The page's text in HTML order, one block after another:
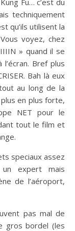
techniquement
qu’ils utilisent la
voyez, chez
» quand il se
Bref plus
Bah là eux
au long de la
en plus forte,
NET pour le
tout le film et
speciaux assez
expert mais
de l’aéroport,
pas mal de
gros bordel (les